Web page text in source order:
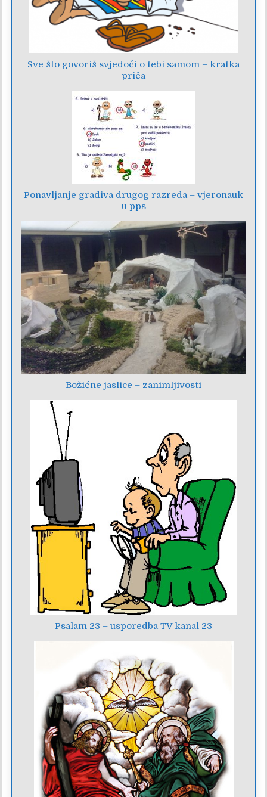
Sve što govoriš svjedoči o tebi samom – kratka
priča
Ponavljanje gradiva drugog razreda – vjeronauk
u pps
Božićne jaslice – zanimljivosti
Psalam 23 – usporedba TV kanal 23